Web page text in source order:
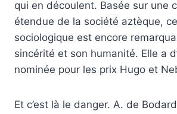
qui en découlent. Basée sur une
étendue de la société aztèque,
sociologique est encore
sincérité et son humanité. Elle a
nominée pour les prix Hugo et
Et c’est là le danger. A. de